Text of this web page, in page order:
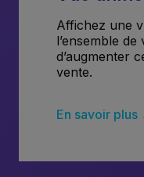
Affichez une
l’ensemble
d’augmenter
vente.
En savoir plus